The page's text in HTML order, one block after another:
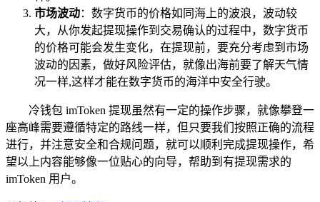
市场波动：数字货币的价格如同海上的波浪，波动较
大，从你发起提现操作到交易确认的过程中，数字货币
的价格可能会发生变化，在提现前，要充分考虑到市场
波动的因素，做好风险评估，就像出海前要了解天气情
况一样,这样才能在数字货币的海洋中安全行驶。
冷钱包 imToken 提现虽然有一定的操作步骤，就像攀登一
座高峰需要遵循特定的路线一样，但只要我们按照正确的流程
进行，并注意安全和合规问题，就可以顺利完成提现操作，希
望以上内容能够像一位贴心的向导，帮助到有提现需求的
imToken 用户。